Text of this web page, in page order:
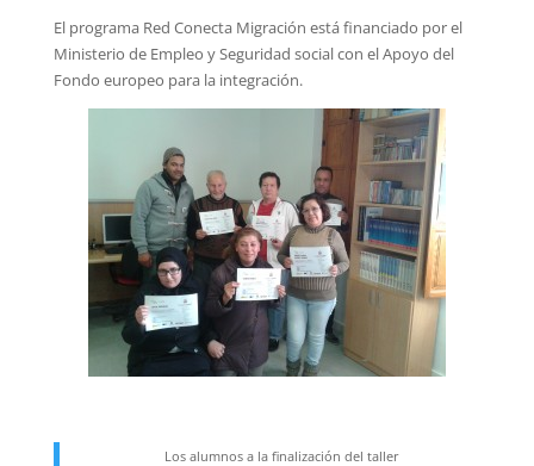
El programa Red Conecta Migración está financiado por el
Ministerio de Empleo y Seguridad social con el Apoyo del
Fondo europeo para la integración.
Los alumnos a la finalización del taller